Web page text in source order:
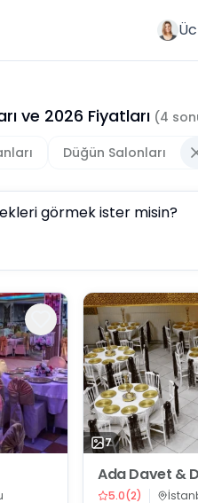
ve 2026 Fiyatları (4
Düğün Salonları
görmek ister misin?
7
Ada Davet &
5.0(2)